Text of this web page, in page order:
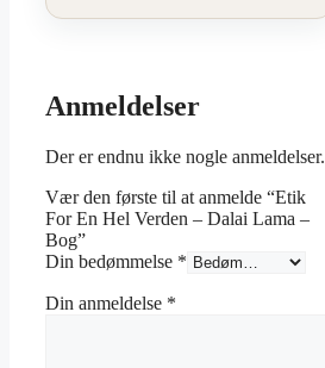
Anmeldelser
Der er endnu ikke nogle anmeldelser.
Vær den første til at anmelde “Etik
For En Hel Verden – Dalai Lama –
Bog”
Din bedømmelse *
Din anmeldelse *